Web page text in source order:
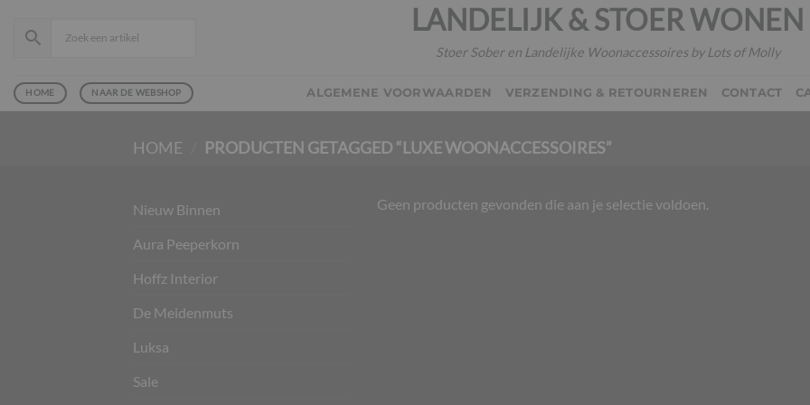
naar
LANDELIJK & STOER WONEN
Stoer Sober en Landelijke Woonaccessoires by Lots of Molly
HOME NAAR DE WEBSHOP ALGEMENE VOORWAARDEN VERZENDING & RETOURNEREN CONTACT
HOME PRODUCTEN GETAGGED “LUXE WOONACCESSOIRES”
Nieuw Binnen
Aura Peeperkorn
Hoffz Interior
De Meidenmuts
Luksa
Sale
Geen producten gevonden die aan je selectie voldoen.